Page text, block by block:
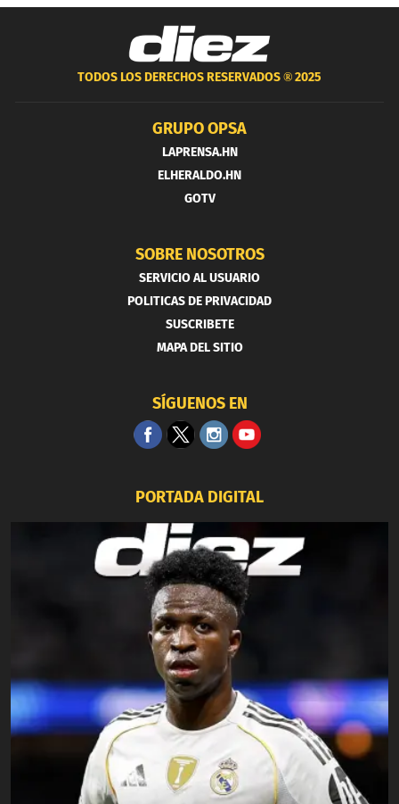
TODOS LOS DERECHOS RESERVADOS ®2025
GRUPO OPSA
LAPRENSA.HN
ELHERALDO.HN
GOTV
SOBRE NOSOTROS
SERVICIO AL USUARIO
POLITICAS DE PRIVACIDAD
SUSCRIBETE
MAPA DEL SITIO
SÍGUENOS EN
PORTADA DIGITAL